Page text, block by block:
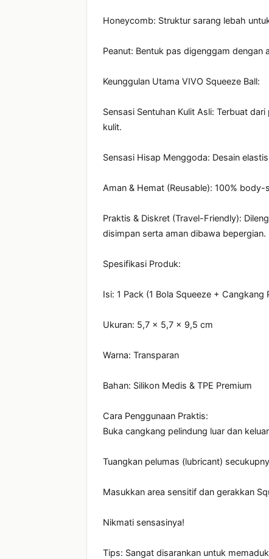
Honeycomb: Struktur sarang lebah
Peanut: Bentuk pas digenggam
Keunggulan Utama VIVO Squeeze Ball:
Sensasi Sentuhan Kulit Asli: Terbuat
kulit.
Sensasi Hisap Menggoda: Desain
Aman & Hemat (Reusable): 100%
Praktis & Diskret (Travel-Friendly):
disimpan serta aman dibawa bepergian.
Spesifikasi Produk:
Isi: 1 Pack (1 Bola Squeeze + Cangkang
Ukuran: 5,7 x 5,7 x 9,5 cm
Warna: Transparan
Bahan: Silikon Medis & TPE Premium
Cara Penggunaan Praktis:
Buka cangkang pelindung luar dan
Tuangkan pelumas (lubricant)
Masukkan area sensitif dan gerakkan
Nikmati sensasinya!
Tips: Sangat disarankan untuk